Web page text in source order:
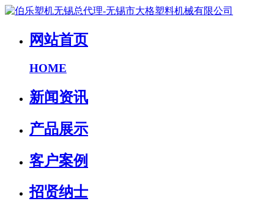
网站首页
HOME
新闻资讯
产品展示
客户案例
招贤纳士